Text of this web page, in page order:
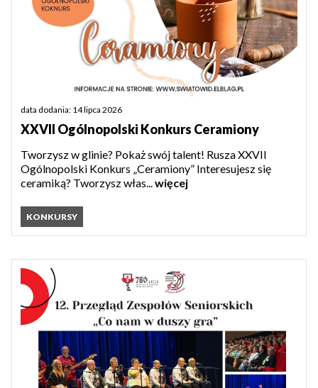
data dodania: 14 lipca 2026
XXVII Ogólnopolski Konkurs Ceramiony
Tworzysz w glinie? Pokaż swój talent! Rusza XXVII
Ogólnopolski Konkurs „Ceramiony” Interesujesz się
ceramiką? Tworzysz włas...więcej
KONKURSY